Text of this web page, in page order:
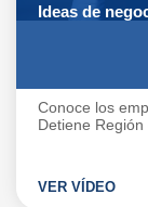
Ideas de
Conoce los
Detiene Región
VER VÍDEO